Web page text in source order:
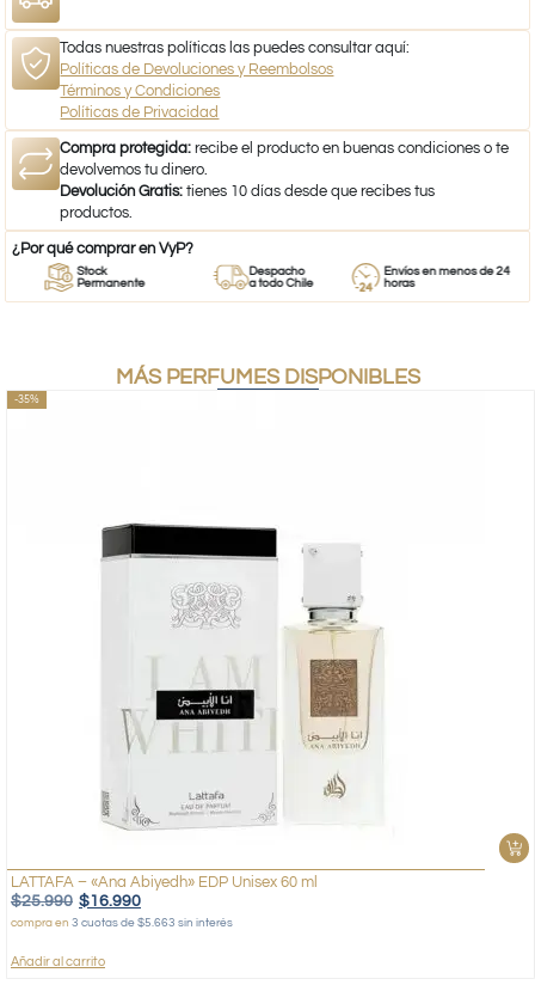
Todas nuestras políticas las puedes consultar aquí:
Políticas de Devoluciones y Reembolsos
Términos y Condiciones
Políticas de Privacidad
Compra protegida: recibe el producto en buenas condiciones o te
devolvemos tu dinero.
Devolución Gratis: tienes 10 días desde que recibes tus
productos.
¿Por qué comprar en VyP?
Stock
Permanente
Despacho
a todo Chile
Envíos en menos de 24
horas
MÁS PERFUMES DISPONIBLES
-35%
LATTAFA – «Ana Abiyedh» EDP Unisex 60 ml
$25.990 $16.990
compra en 3 cuotas de $5.663 sin interés
Añadir al carrito